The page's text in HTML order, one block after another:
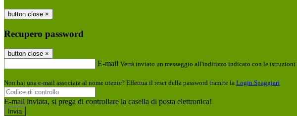
button close ×
Recupero password
button close ×
E-mail Verrà inviato un messaggio all'indirizzo indicato con le istruzioni
Non hai una e-mail associata al nome utente? Effettua il reset della password tramite la Login Spaggiari
E-mail inviata, si prega di controllare la casella di posta elettronica!